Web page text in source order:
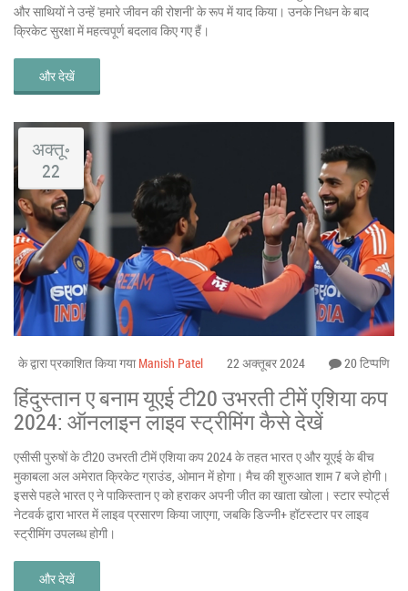
और साथियों ने उन्हें 'हमारे जीवन की रोशनी' के रूप में याद किया। उनके निधन के बाद
क्रिकेट सुरक्षा में महत्वपूर्ण बदलाव किए गए हैं।
और देखें
अक्तू॰
22
के द्वारा प्रकाशित किया गया Manish Patel 22 अक्तूबर 2024 20 टिप्पणि
हिंदुस्तान ए बनाम यूएई टी20 उभरती टीमें एशिया कप
2024: ऑनलाइन लाइव स्ट्रीमिंग कैसे देखें
एसीसी पुरुषों के टी20 उभरती टीमें एशिया कप 2024 के तहत भारत ए और यूएई के बीच
मुकाबला अल अमेरात क्रिकेट ग्राउंड, ओमान में होगा। मैच की शुरुआत शाम 7 बजे होगी।
इससे पहले भारत ए ने पाकिस्तान ए को हराकर अपनी जीत का खाता खोला। स्टार स्पोर्ट्स
नेटवर्क द्वारा भारत में लाइव प्रसारण किया जाएगा, जबकि डिज्नी+ हॉटस्टार पर लाइव
स्ट्रीमिंग उपलब्ध होगी।
और देखें